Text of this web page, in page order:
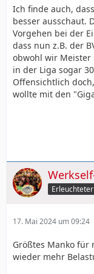
Ich finde auch,
besser ausschaut.
Vorgehen bei der
dass nun z.B. der
obwohl wir Meister
in der Liga sogar
Offensichtlich
wollte mit den
Erleuchteter
17. Mai 2024 um 09:24
Größtes Manko für
wieder mehr